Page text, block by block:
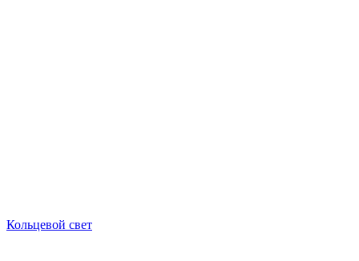
Кольцевой свет